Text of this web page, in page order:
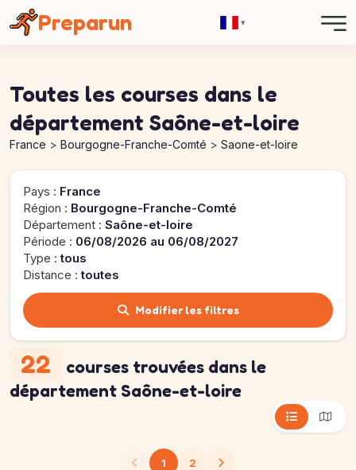
Preparun ▾
Toutes les courses dans le
département Saône-et-loire
France Bourgogne-Franche-Comté Saone-et-loire
Pays : France
Région : Bourgogne-Franche-Comté
Département : Saône-et-loire
Période : 06/08/2026 au 06/08/2027
Type :tous
Distance :toutes
Modifier les filtres
22 courses trouvées dans le
département Saône-et-loire
1 2
Panneau de gestion des cookies